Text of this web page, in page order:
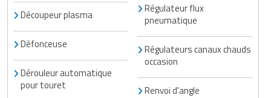
Découpeur plasma
Défonceuse
Dérouleur automatique
pour touret
Régulateur flux
pneumatique
Régulateurs canaux chauds
occasion
Renvoi d'angle